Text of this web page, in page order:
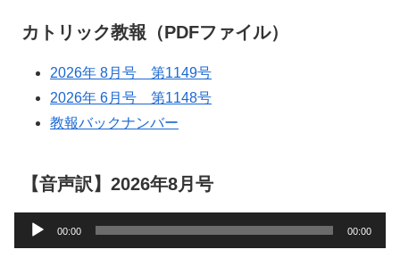
カトリック教報（PDFファイル）
2026年 8月号 第1149号
2026年 6月号 第1148号
教報バックナンバー
【音声訳】2026年8月号
声
00:00 00:00